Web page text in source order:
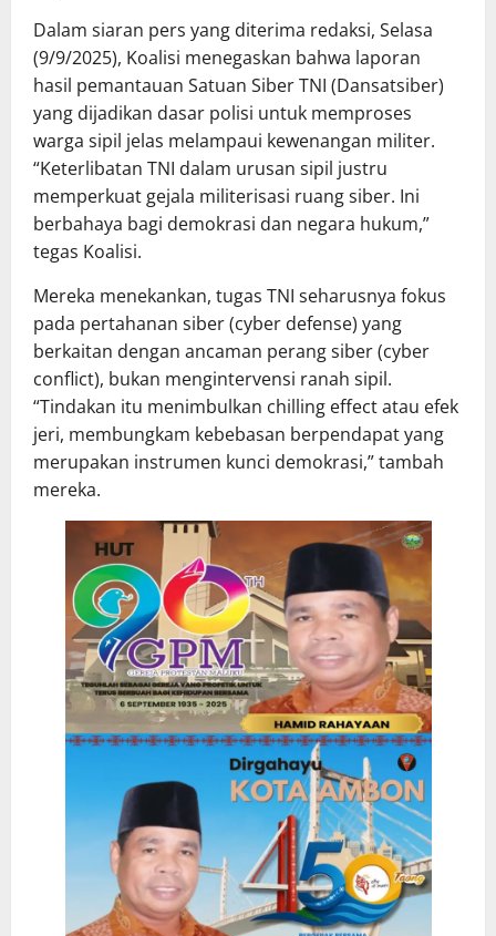
Dalam siaran pers yang diterima redaksi, Selasa
(9/9/2025), Koalisi menegaskan bahwa laporan
hasil pemantauan Satuan Siber TNI (Dansatsiber)
yang dijadikan dasar polisi untuk memproses
warga sipil jelas melampaui kewenangan militer.
“Keterlibatan TNI dalam urusan sipil justru
memperkuat gejala militerisasi ruang siber. Ini
berbahaya bagi demokrasi dan negara hukum,”
tegas Koalisi.
Mereka menekankan, tugas TNI seharusnya fokus
pada pertahanan siber (cyber defense) yang
berkaitan dengan ancaman perang siber (cyber
conflict), bukan mengintervensi ranah sipil.
“Tindakan itu menimbulkan chilling effect atau efek
jeri, membungkam kebebasan berpendapat yang
merupakan instrumen kunci demokrasi,” tambah
mereka.